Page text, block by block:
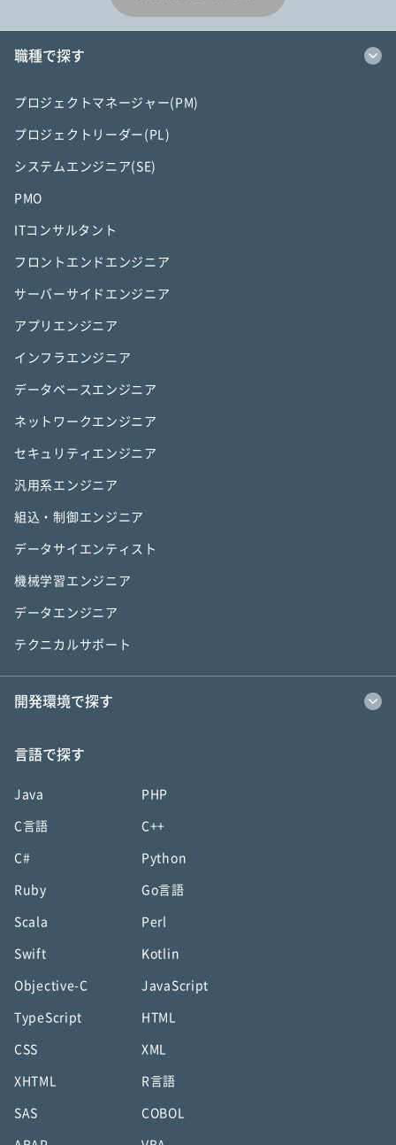
職種で探す
プロジェクトマネージャー(PM)
プロジェクトリーダー(PL)
システムエンジニア(SE)
PMO
ITコンサルタント
フロントエンドエンジニア
サーバーサイドエンジニア
アプリエンジニア
インフラエンジニア
データベースエンジニア
ネットワークエンジニア
セキュリティエンジニア
汎用系エンジニア
組込・制御エンジニア
データサイエンティスト
機械学習エンジニア
データエンジニア
テクニカルサポート
開発環境で探す
言語で探す
Java PHP
C言語 C++
C# Python
Ruby Go言語
Scala Perl
Swift Kotlin
Objective-C JavaScript
TypeScript HTML
CSS XML
XHTML R言語
SAS COBOL